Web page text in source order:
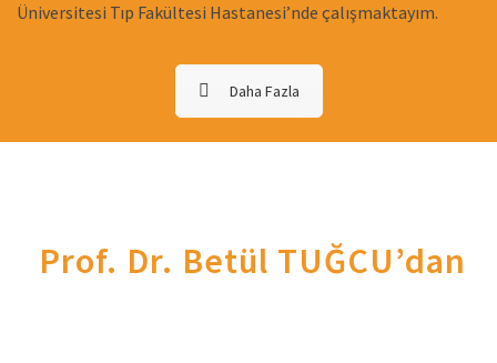
Üniversitesi Tıp Fakültesi Hastanesi’nde çalışmaktayım.
Daha Fazla
Prof. Dr. Betül TUĞCU’dan